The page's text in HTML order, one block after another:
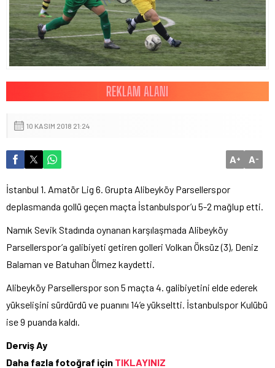
10 KASIM 2018 21:24
A+ A-
İstanbul 1. Amatör Lig 6. Grupta Alibeyköy Parsellerspor
deplasmanda gollü geçen maçta İstanbulspor’u 5-2 mağlup etti.
Namık Sevik Stadında oynanan karşılaşmada Alibeyköy
Parsellerspor’a galibiyeti getiren golleri Volkan Öksüz (3), Deniz
Balaman ve Batuhan Ölmez kaydetti.
Alibeyköy Parsellerspor son 5 maçta 4. galibiyetini elde ederek
yükselişini sürdürdü ve puanını 14’e yükseltti. İstanbulspor Kulübü
ise 9 puanda kaldı.
Derviş Ay
Daha fazla fotoğraf için TIKLAYINIZ